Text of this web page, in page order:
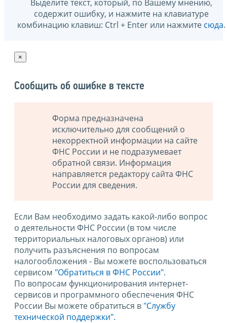
Выделите текст, который, по Вашему мнению,
содержит ошибку, и нажмите на клавиатуре
комбинацию клавиш: Ctrl + Enter или нажмите сюда.
×
Сообщить об ошибке в тексте
Форма предназначена
исключительно для сообщений о
некорректной информации на сайте
ФНС России и не подразумевает
обратной связи. Информация
направляется редактору сайта ФНС
России для сведения.
Если Вам необходимо задать какой-либо вопрос
о деятельности ФНС России (в том числе
территориальных налоговых органов) или
получить разъяснения по вопросам
налогообложения - Вы можете воспользоваться
сервисом "Обратиться в ФНС России".
По вопросам функционирования интернет-
сервисов и программного обеспечения ФНС
России Вы можете обратиться в "Службу
технической поддержки".